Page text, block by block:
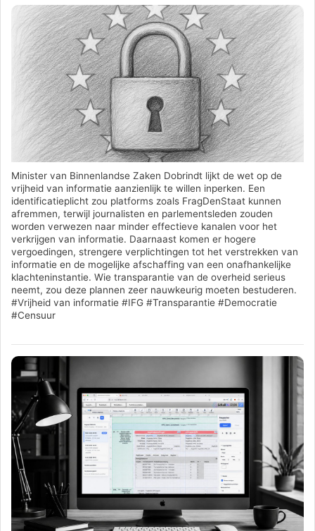
Minister van Binnenlandse Zaken Dobrindt lijkt de wet op de
vrijheid van informatie aanzienlijk te willen inperken. Een
identificatieplicht zou platforms zoals FragDenStaat kunnen
afremmen, terwijl journalisten en parlementsleden zouden
worden verwezen naar minder effectieve kanalen voor het
verkrijgen van informatie. Daarnaast komen er hogere
vergoedingen, strengere verplichtingen tot het verstrekken van
informatie en de mogelijke afschaffing van een onafhankelijke
klachteninstantie. Wie transparantie van de overheid serieus
neemt, zou deze plannen zeer nauwkeurig moeten bestuderen.
#Vrijheid van informatie #IFG #Transparantie #Democratie
#Censuur